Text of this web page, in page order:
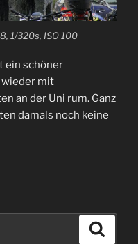
1/320s, ISO 100
ein schöner
wieder mit
an der Uni rum. Ganz
damals noch keine